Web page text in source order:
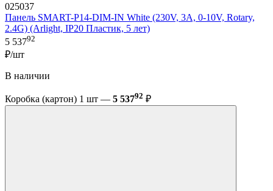
025037
Панель SMART-P14-DIM-IN White (230V, 3A, 0-10V, Rotary,
2.4G) (Arlight, IP20 Пластик, 5 лет)
5 53792
₽/шт
В наличии
Коробка (картон) 1 шт — 5 53792 ₽